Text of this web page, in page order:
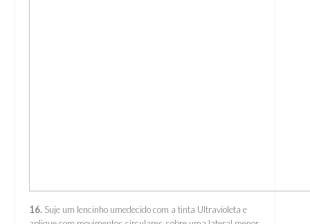
16. Suje um lencinho umedecido com a tinta Ultravioleta e